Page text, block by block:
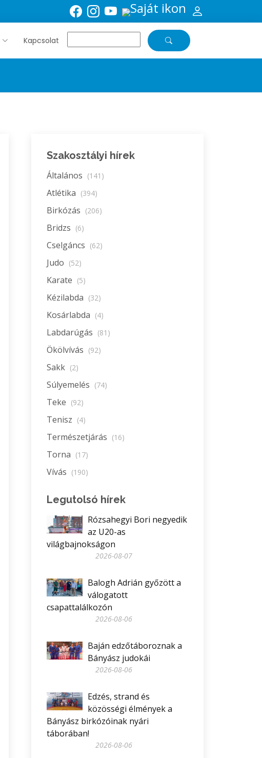
Kapcsolat
Szakosztályi hírek
Általános (141)
Atlétika (394)
Birkózás (206)
Bridzs (6)
Cselgáncs (62)
Judo (52)
Karate (5)
Kézilabda (32)
Kosárlabda (4)
Labdarúgás (81)
Ökölvívás (92)
Sakk (2)
Súlyemelés (74)
Teke (92)
Tenisz (4)
Természetjárás (16)
Torna (17)
Vívás (190)
Legutolsó hírek
Rózsahegyi Bori negyedik
az U20-as
világbajnokságon
2026-08-07
Balogh Adrián győzött a
válogatott
csapattalálkozón
2026-08-06
Baján edzőtáboroznak a
Bányász judokái
2026-08-06
Edzés, strand és
közösségi élmények a
Bányász birkózóinak nyári
táborában!
2026-08-06